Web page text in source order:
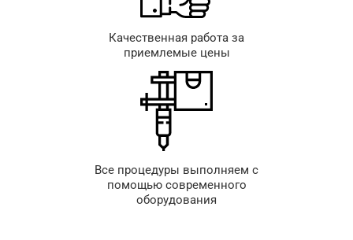
Качественная работа за
приемлемые цены
Все процедуры выполняем с
помощью современного
оборудования